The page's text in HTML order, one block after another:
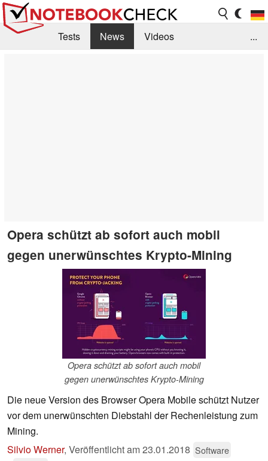
Tests News
Videos
...
Opera schützt ab sofort auch mobil
gegen unerwünschtes Krypto-Mining
Opera schützt ab sofort auch mobil
gegen unerwünschtes Krypto-Mining
Die neue Version des Browser Opera Mobile schützt Nutzer
vor dem unerwünschten Diebstahl der Rechenleistung zum
Mining.
Silvio Werner, Veröffentlicht am23.01.2018 Software